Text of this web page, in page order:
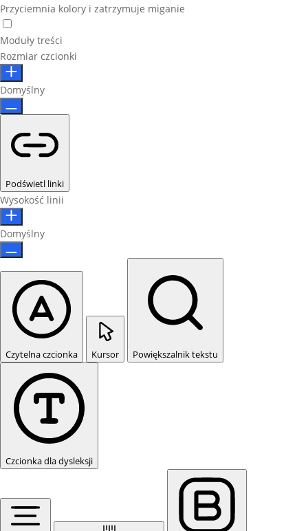
Przyciemnia kolory i zatrzymuje miganie
Moduły treści
Rozmiar czcionki
Domyślny
Podświetl linki
Wysokość linii
Domyślny
Czytelna czcionka Kursor Powiększalnik tekstu
Czcionka dla dysleksji